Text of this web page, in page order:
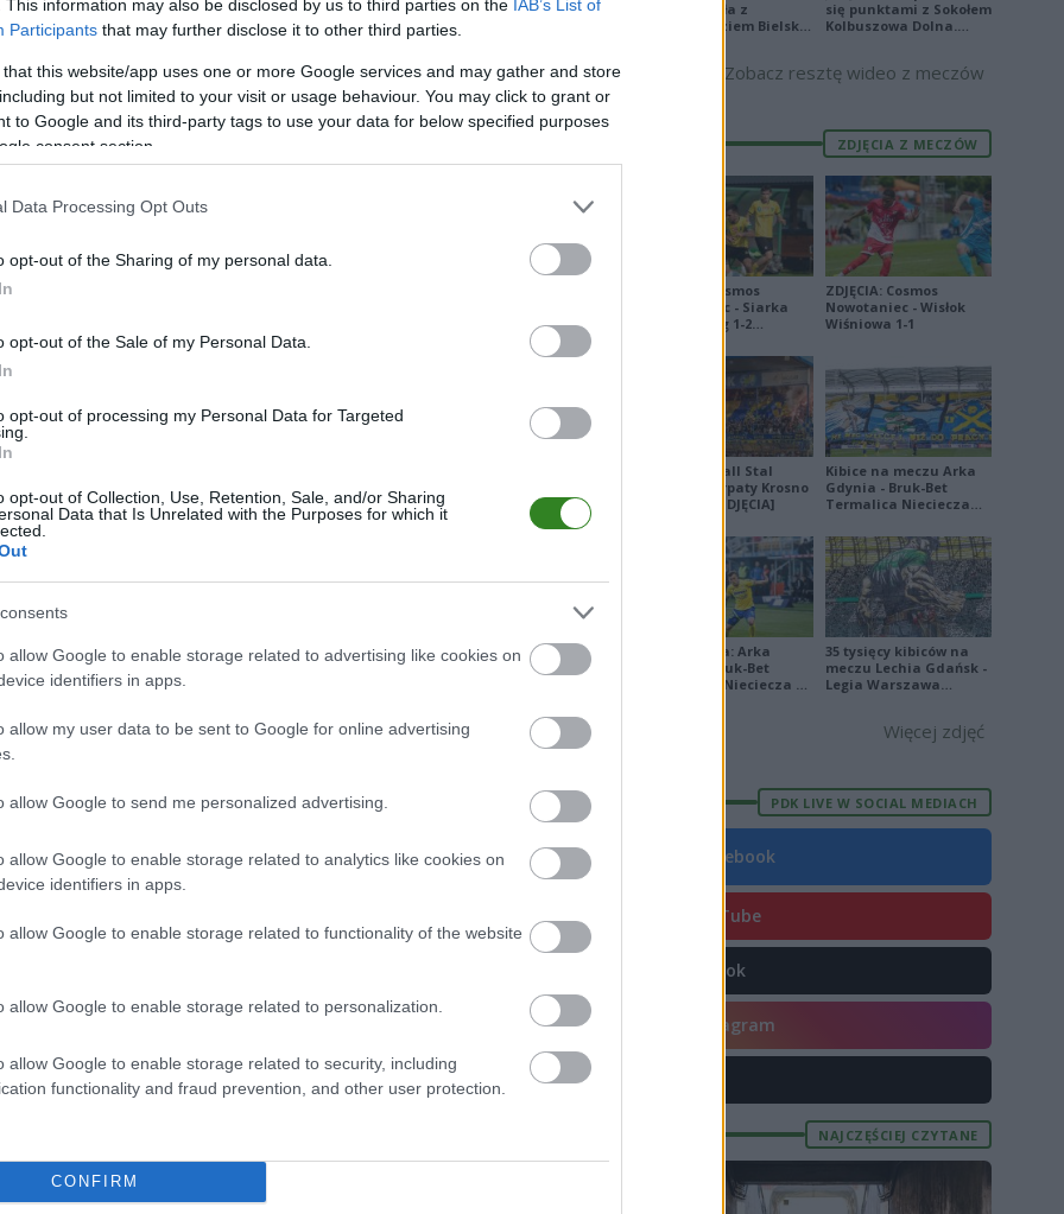
This information may also be disclosed by us to third parties on the IAB’s List of
Participants that may further disclose it to other third parties.
that this website/app uses one or more Google services and may gather and store
but not limited to your visit or usage behaviour. You may click to grant or
to Google and its third-party tags to use your data for below specified purposes
consent section.
Data Processing Opt Outs
opt-out of the Sharing of my personal data.
opt-out of the Sale of my Personal Data.
opt-out of processing my Personal Data for Targeted
opt-out of Collection, Use, Retention, Sale, and/or Sharing
Data that Is Unrelated with the Purposes for which it
allow Google to enable storage related to advertising like cookies on
identifiers in apps.
allow my user data to be sent to Google for online advertising
allow Google to send me personalized advertising.
allow Google to enable storage related to analytics like cookies on
identifiers in apps.
allow Google to enable storage related to functionality of the website
allow Google to enable storage related to personalization.
allow Google to enable storage related to security, including
functionality and fraud prevention, and other user protection.
CONFIRM
79-40
55-43
44-51
34-51
22 20 6 2 26-57
22 10 3 1 18 30-74
remis
M PKT Z R P GOLE FORMA
11 26 42-13
11 19 5 4 2 25-23
11 16 5 1 5 25-23
11 15 5 0 18-24
15 0 17-22
11 14 4 2 5 16-27
11 7 2 1 8 13-37
remis porażka
zremisowała z
Podbeskidziem Bielsko-
się punktami z Sokołem
Kolbuszowa Dolna.
Zobacz resztę wideo z meczów
ZDJĘCIA Z MECZÓW
ZDJĘCIA: Cosmos
Nowotaniec - Siarka
Tarnobrzeg 1-2
ZDJĘCIA: Cosmos
Nowotaniec - Wisłok
Wiśniowa 1-1
Derby Ekoball Stal
Sanok - Karpaty Krosno
na remis [ZDJĘCIA]
Kibice na meczu Arka
Gdynia - Bruk-Bet
Termalica Nieciecza
Ekstraklasa: Arka
Gdynia - Bruk-Bet
Termalica Nieciecza 2-
35 tysięcy kibiców na
meczu Lechia Gdańsk -
Legia Warszawa
Więcej zdjęć
PDK LIVE W SOCIAL MEDIACH
Facebook
YouTube
TikTok
Instagram
NAJCZĘŚCIEJ CZYTANE